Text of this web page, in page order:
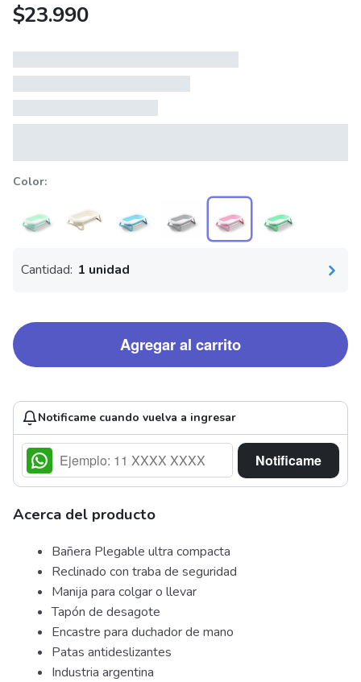
$23.990
Color
Cantidad: 1 unidad
Agregar al carrito
Notificame cuando vuelva a ingresar
Notificame
Acerca del producto
Bañera Plegable ultra compacta
Reclinado con traba de seguridad
Manija para colgar o llevar
Tapón de desagote
Encastre para duchador de mano
Patas antideslizantes
Industria argentina